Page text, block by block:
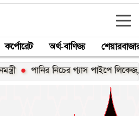
কর্পোরেট অর্থ-বাণিজ্য
পানির নিচের গ্যাস পাইপে লিকেজ,